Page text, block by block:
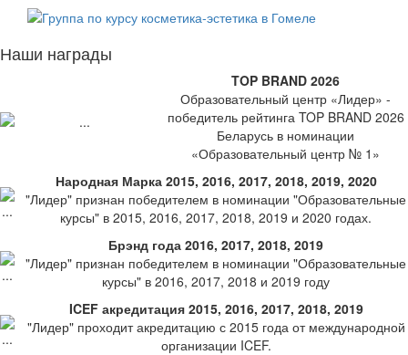
Наши награды
TOP BRAND 2026
Образовательный центр «Лидер» -
победитель рейтинга TOP BRAND 2026
Беларусь в номинации
«Образовательный центр № 1»
Народная Марка 2015, 2016, 2017, 2018, 2019, 2020
"Лидер" признан победителем в номинации "Образовательные
курсы" в 2015, 2016, 2017, 2018, 2019 и 2020 годах.
Брэнд года 2016, 2017, 2018, 2019
"Лидер" признан победителем в номинации "Образовательные
курсы" в 2016, 2017, 2018 и 2019 году
ICEF акредитация 2015, 2016, 2017, 2018, 2019
"Лидер" проходит акредитацию с 2015 года от международной
организации ICEF.